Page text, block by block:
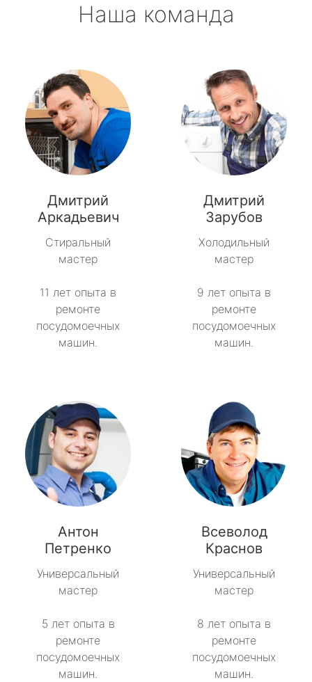
Наша команда
Дмитрий
Аркадьевич
Стиральный
мастер
11 лет опыта в
ремонте
посудомоечных
машин.
Дмитрий
Зарубов
Холодильный
мастер
9 лет опыта в
ремонте
посудомоечных
машин.
Антон
Петренко
Универсальный
мастер
5 лет опыта в
ремонте
посудомоечных
машин.
Всеволод
Краснов
Универсальный
мастер
8 лет опыта в
ремонте
посудомоечных
машин.